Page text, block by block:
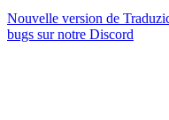
Nouvelle version de
bugs sur notre Discord